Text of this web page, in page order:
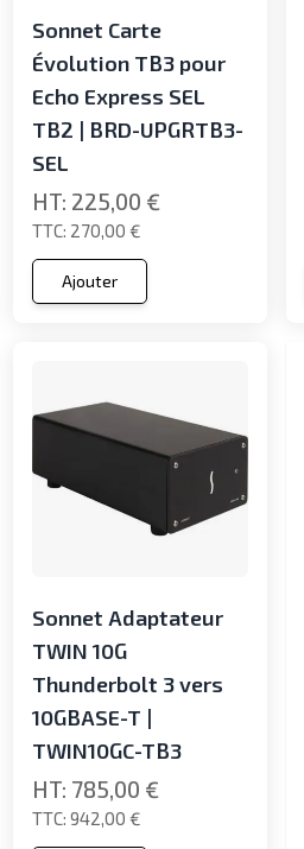
Sonnet Carte
Évolution TB3 pour
Echo Express SEL
TB2 | BRD-UPGRTB3-
SEL
270,00 €
225,00 €
Ajouter
Sonnet Adaptateur
TWIN 10G
Thunderbolt 3 vers
10GBASE-T |
TWIN10GC-TB3
942,00 €
785,00 €